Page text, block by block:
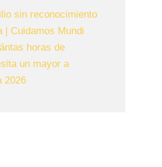
sin reconocimiento
| Cuidamos Mundi
horas de
un mayor a
2026